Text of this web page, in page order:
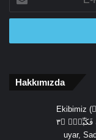
Posta
adresinizi
Hakkımızda
Ekibimiz (يَٓا اَيُّهَا الْمُدَّثِّرُۙ ﴿١﴾ قُمْ فَاَنْذِرْۙ ﴿٢﴾
وَرَبَّكَ فَكَبِّرْۙ ﴿٣ (Ey örtünüp bürünen, Kalk ve
uyar,